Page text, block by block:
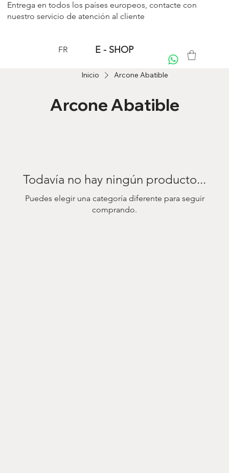
Entrega en todos los países europeos, contacte con
nuestro servicio de atención al cliente
E - SHOP
FR
Inicio Arcone Abatible
Arcone Abatible
Todavía no hay ningún producto...
Puedes elegir una categoría diferente para seguir
comprando.